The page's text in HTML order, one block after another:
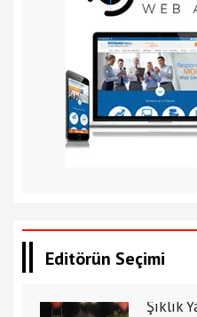
Editörün Seçimi
Şıklık